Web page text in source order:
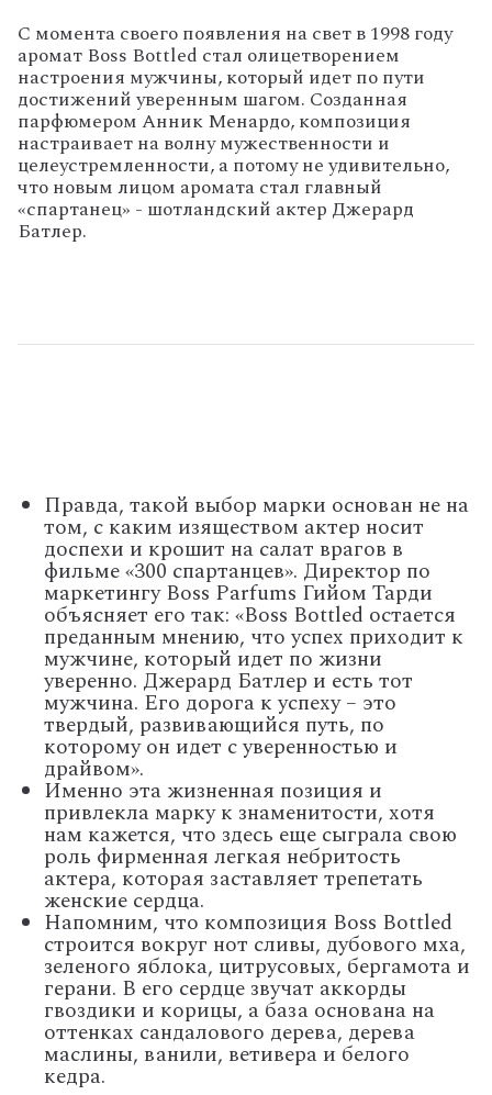
С момента своего появления на свет в 1998 году
аромат Boss Bottled стал олицетворением
настроения мужчины, который идет по пути
достижений уверенным шагом. Созданная
парфюмером Анник Менардо, композиция
настраивает на волну мужественности и
целеустремленности, а потому не удивительно,
что новым лицом аромата стал главный
«спартанец» - шотландский актер Джерард
Батлер.
Правда, такой выбор марки основан не на
том, с каким изяществом актер носит
доспехи и крошит на салат врагов в
фильме «300 спартанцев». Директор по
маркетингу Boss Parfums Гийом Тарди
объясняет его так: «Boss Bottled остается
преданным мнению, что успех приходит к
мужчине, который идет по жизни
уверенно. Джерард Батлер и есть тот
мужчина. Его дорога к успеху – это
твердый, развивающийся путь, по
которому он идет с уверенностью и
драйвом».
Именно эта жизненная позиция и
привлекла марку к знаменитости, хотя
нам кажется, что здесь еще сыграла свою
роль фирменная легкая небритость
актера, которая заставляет трепетать
женские сердца.
Напомним, что композиция Boss Bottled
строится вокруг нот сливы, дубового мха,
зеленого яблока, цитрусовых, бергамота и
герани. В его сердце звучат аккорды
гвоздики и корицы, а база основана на
оттенках сандалового дерева, дерева
маслины, ванили, ветивера и белого
кедра.